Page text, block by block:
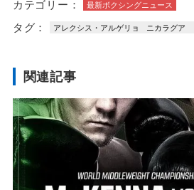
カテゴリー： 最新ボクシングニュース
タグ： アレクシス・アルゲリョ ニカラグア
関連記事